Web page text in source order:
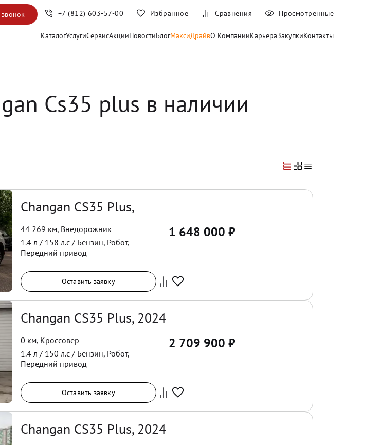
КаталогУслугиСервисАкцииНовостиБлогМаксиДрайвО КомпанииКарьераЗакупкиКонтакты
звонок +7 (812) 603-57-00 Избранное Сравнения Просмотренные
Cs35 plus в наличии
Changan CS35 Plus,
44 269 км, Внедорожник
1.4л / 158 л.с / Бензин, Робот,
Передний привод
1 648 000 ₽
Оставить заявку
Changan CS35 Plus, 2024
0 км, Кроссовер
1.4л / 150 л.с / Бензин, Робот,
Передний привод
2 709 900 ₽
Оставить заявку
Changan CS35 Plus, 2024